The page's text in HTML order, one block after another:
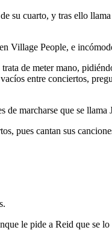
su cuarto, y tras ello
Village People, e
de meter mano,
entre conciertos,
de marcharse que se llama
pues cantan sus
le pide a Reid que se lo